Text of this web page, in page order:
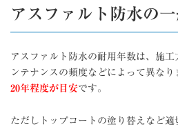
アスファルト防水の
アスファルト防水の耐用年数は、施
ンテナンスの頻度などによって異な
20年程度が目安です。
ただしトップコートの塗り替えなど適